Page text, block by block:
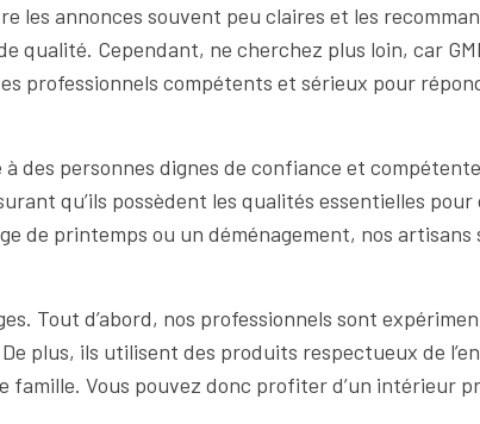
les annonces souvent peu claires et les
Cependant, ne cherchez plus loin, car
professionnels compétents et sérieux pour
des personnes dignes de confiance et
qu’ils possèdent les qualités essentielles
de printemps ou un déménagement, nos
Tout d’abord, nos professionnels sont
plus, ils utilisent des produits respectueux de
Vous pouvez donc profiter d’un intérieur